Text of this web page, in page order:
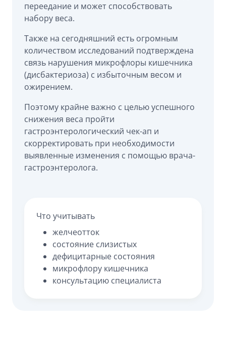
переедание и может способствовать
набору веса.
Также на сегодняшний есть огромным
количеством исследований подтверждена
связь нарушения микрофлоры кишечника
(дисбактериоза) с избыточным весом и
ожирением.
Поэтому крайне важно с целью успешного
снижения веса пройти
гастроэнтерологический чек-ап и
скорректировать при необходимости
выявленные изменения с помощью врача-
гастроэнтеролога.
Что учитывать
желчеотток
состояние слизистых
дефицитарные состояния
микрофлору кишечника
консультацию специалиста